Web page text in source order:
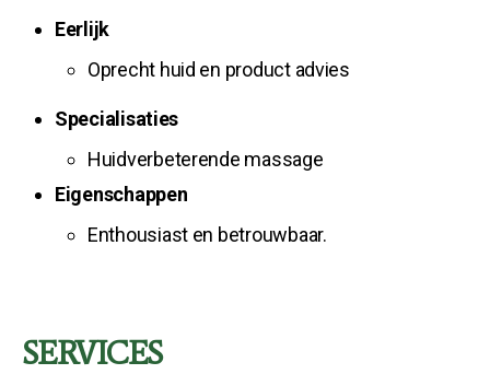
Eerlijk
Oprecht huid en product advies
Specialisaties
Huidverbeterende massage
Eigenschappen
Enthousiast en betrouwbaar.
SERVICES